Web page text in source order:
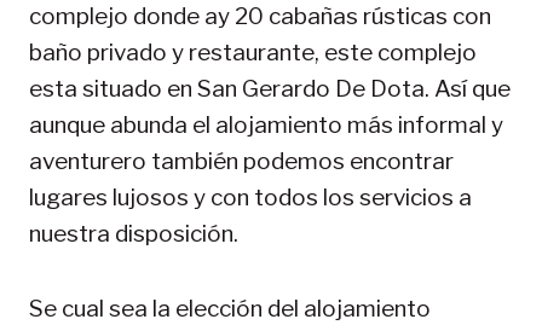
complejo donde ay 20 cabañas rústicas con
baño privado y restaurante, este complejo
esta situado en San Gerardo De Dota. Así que
aunque abunda el alojamiento más informal y
aventurero también podemos encontrar
lugares lujosos y con todos los servicios a
nuestra disposición.
Se cual sea la elección del alojamiento